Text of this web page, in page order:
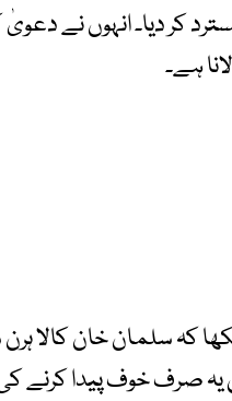
کر دیا۔ انہوں نے
ہے۔
کہ سلمان خان کالا ہرن
صرف خوف پیدا کرنے